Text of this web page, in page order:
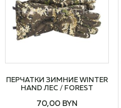
ПЕРЧАТКИ ЗИМНИЕ WINTER
HAND ЛЕС / FOREST
70,00 BYN